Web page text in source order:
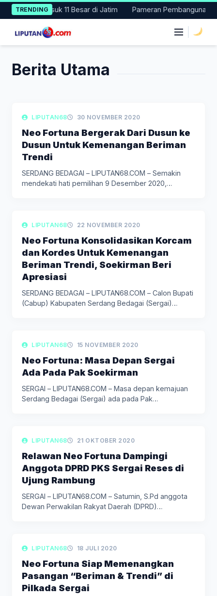
Skip
to
content
TRENDING
2024, Masuk 11 Besar di Jatim Pameran Pembangunan
Berita Utama
LIPUTAN POLITIK
LIPUTAN68 30 NOVEMBER 2020
Neo Fortuna Bergerak Dari Dusun ke
Dusun Untuk Kemenangan Beriman
Trendi
SERDANG BEDAGAI – LIPUTAN68.COM – Semakin
mendekati hati pemilihan 9 Desember 2020,…
LIPUTAN POLITIK
LIPUTAN68 22 NOVEMBER 2020
Neo Fortuna Konsolidasikan Korcam
dan Kordes Untuk Kemenangan
Beriman Trendi, Soekirman Beri
Apresiasi
SERDANG BEDAGAI – LIPUTAN68.COM – Calon Bupati
(Cabup) Kabupaten Serdang Bedagai (Sergai)…
LIPUTAN POLITIK
LIPUTAN68 15 NOVEMBER 2020
Neo Fortuna: Masa Depan Sergai
Ada Pada Pak Soekirman
SERGAI – LIPUTAN68.COM – Masa depan kemajuan
Serdang Bedagai (Sergai) ada pada Pak…
LIPUTAN BERITA
LIPUTAN68 21 OKTOBER 2020
Relawan Neo Fortuna Dampingi
Anggota DPRD PKS Sergai Reses di
Ujung Rambung
SERGAI – LIPUTAN68.COM – Satumin, S.Pd anggota
Dewan Perwakilan Rakyat Daerah (DPRD)…
LIPUTAN BERITA
LIPUTAN68 18 JULI 2020
Neo Fortuna Siap Memenangkan
Pasangan “Beriman & Trendi” di
Pilkada Sergai